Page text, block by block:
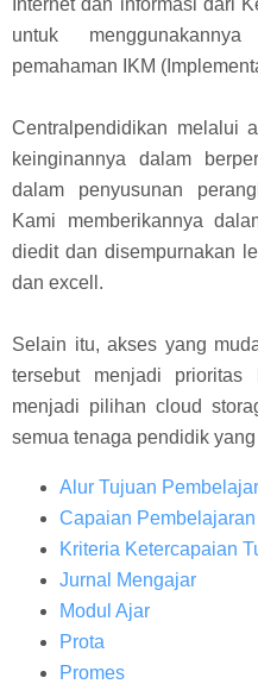
Internet dan informasi dari
untuk
pemahaman IKM
Centralpendidikan melalui
keinginannya dalam
dalam penyusunan
Kami memberikannya
diedit dan disempurnakan
dan excell.
Selain itu, akses yang
tersebut menjadi
menjadi pilihan cloud
semua tenaga pendidik
Alur Tujuan
Capaian Pembelajaran
Kriteria Ketercapaian
Jurnal Mengajar
Modul Ajar
Prota
Promes